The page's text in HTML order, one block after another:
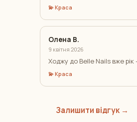
💫 Краса
Олена В.
9 квітня 2026
Ходжу до Belle Nails вже
💫 Краса
Залишити відгук →